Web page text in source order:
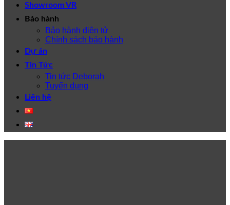
Showroom VR
Bảo hành
Bảo hành điện tử
Chính sách bảo hành
Dự án
Tin Tức
Tin tức Deborah
Tuyển dụng
Liên hệ